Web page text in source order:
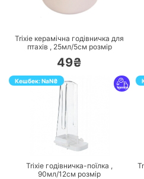
ПЕРЕЙТИ
Trixie керамічна годівничка для
птахів , 25мл/5см розмір
49₴
Кешбек:NaN₴
ПЕРЕЙТИ
Trixie годівничка-поїлка ,
90мл/12см розмір